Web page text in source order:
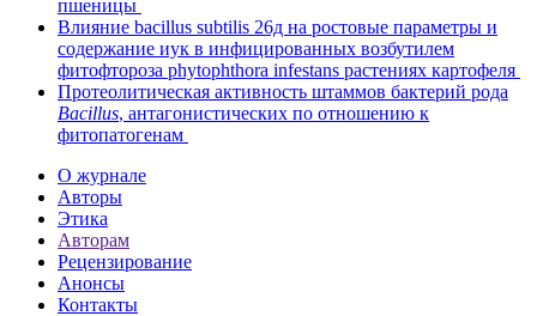
пшеницы
Влияние bacillus subtilis 26д на ростовые параметры и
содержание иук в инфицированных возбутилем
фитофтороза phytophthora infestans растениях картофеля
Протеолитическая активность штаммов бактерий рода
Bacillus, антагонистических по отношению к
фитопатогенам
О журнале
Авторы
Этика
Авторам
Рецензирование
Анонсы
Контакты